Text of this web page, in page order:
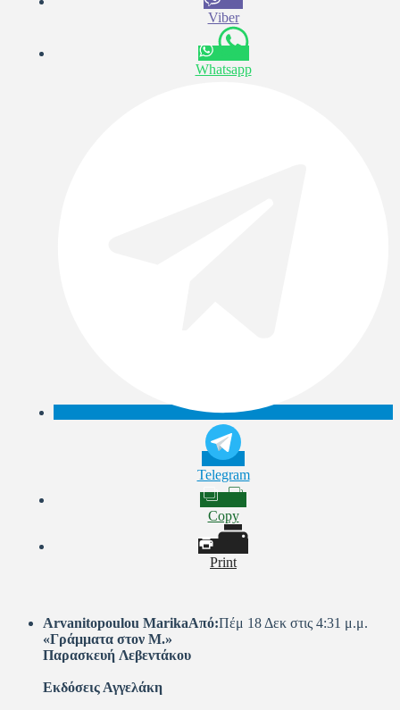
Viber
Whatsapp
Telegram
Copy
Print
Arvanitopoulou MarikaΑπό:Πέμ 18 Δεκ στις 4:31 μ.μ.
«Γράμματα στον Μ.»
Παρασκευή Λεβεντάκου
Εκδόσεις Αγγελάκη